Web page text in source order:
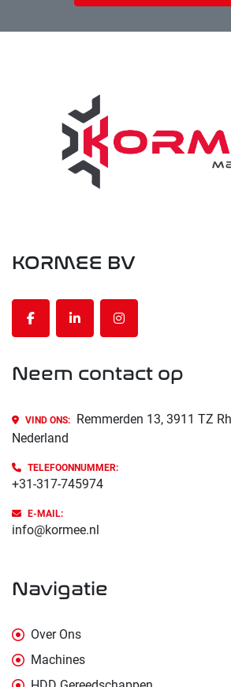
KORMEE BV
facebooklinkedininstagram
Neem contact op
VIND ONS:
Remmerden 13, 3911 TZ
Nederland
TELEFOONNUMMER:
+31-317-745974
E-MAIL:
info@kormee.nl
navigatie
Over Ons
Machines